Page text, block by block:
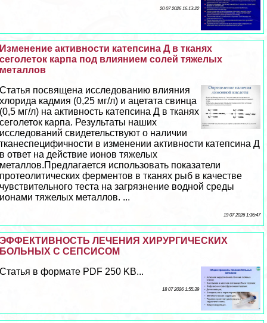
20 07 2026 16:13:22
Изменение активности катепсина Д в тканях
сеголеток карпа под влиянием солей тяжелых
металлов
Cтатья посвящена исследованию влияния
хлорида кадмия (0,25 мг/л) и ацетата свинца
(0,5 мг/л) на активность катепсина Д в тканях
сеголеток карпа. Результаты наших
исследований свидетельствуют о наличии
тканеспецифичности в изменении активности катепсина Д
в ответ на действие ионов тяжелых
металлов.Предлагается использовать показатели
протеолитических ферментов в тканях рыб в качестве
чувствительного теста на загрязнение водной среды
ионами тяжелых металлов. ...
19 07 2026 1:36:47
ЭФФЕКТИВНОСТЬ ЛЕЧЕНИЯ ХИРУРГИЧЕСКИХ
БОЛЬНЫХ С СЕПСИСОМ
Статья в формате PDF 250 KB...
18 07 2026 1:55:39